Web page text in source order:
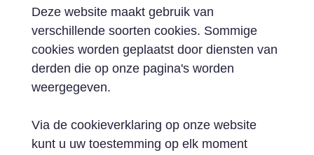
Deze website maakt gebruik van
verschillende soorten cookies. Sommige
cookies worden geplaatst door diensten van
derden die op onze pagina's worden
weergegeven.
Via de cookieverklaring op onze website
kunt u uw toestemming op elk moment